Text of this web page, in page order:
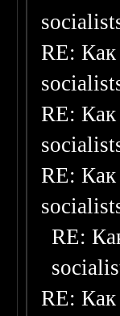
RE: Как
RE: Как
RE: Как
RE:
RE: Как